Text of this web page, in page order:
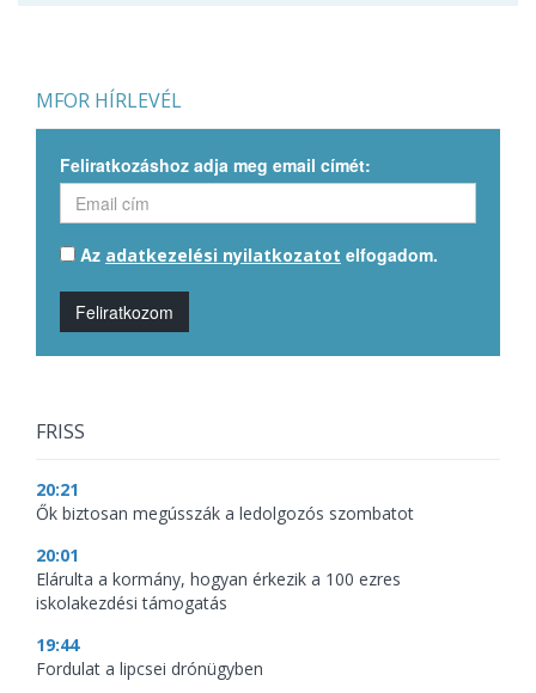
MFOR HÍRLEVÉL
Feliratkozáshoz adja meg email címét:
Az adatkezelési nyilatkozatot elfogadom.
Feliratkozom
FRISS
20:21
Ők biztosan megússzák a ledolgozós szombatot
20:01
Elárulta a kormány, hogyan érkezik a 100 ezres
iskolakezdési támogatás
19:44
Fordulat a lipcsei drónügyben